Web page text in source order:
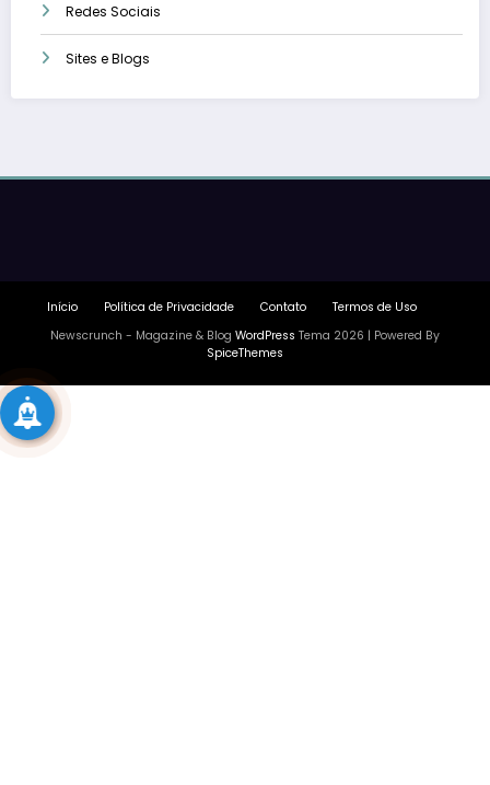
Redes Sociais
Sites e Blogs
Início Política de Privacidade Contato
Termos de Uso
Newscrunch - Magazine & Blog WordPress Tema 2026 | Powered By
SpiceThemes